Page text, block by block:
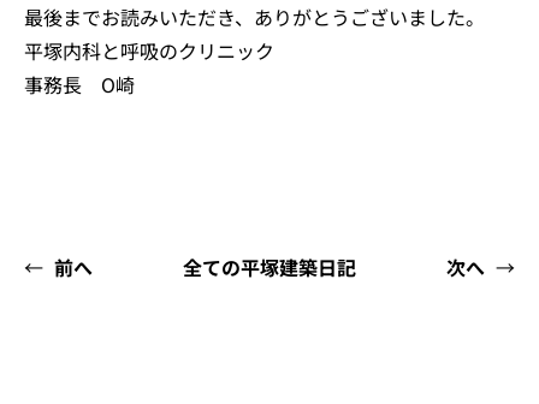
最後までお読みいただき、ありがとうございました。
平塚内科と呼吸のクリニック
事務長 O崎
← 前へ 全ての平塚建築日記 次へ →